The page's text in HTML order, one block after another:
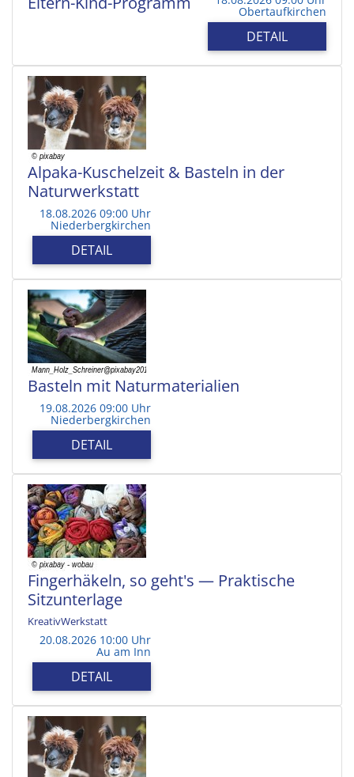
Obertaufkirchen
DETAIL
Alpaka-Kuschelzeit & Basteln in der
Naturwerkstatt
18.08.2026 09:00 Uhr
Niederbergkirchen
DETAIL
Basteln mit Naturmaterialien
19.08.2026 09:00 Uhr
Niederbergkirchen
DETAIL
Fingerhäkeln, so geht's — Praktische
Sitzunterlage
KreativWerkstatt
20.08.2026 10:00 Uhr
Au am Inn
DETAIL